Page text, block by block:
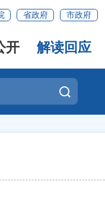
省政府 市政府
开 解读回应